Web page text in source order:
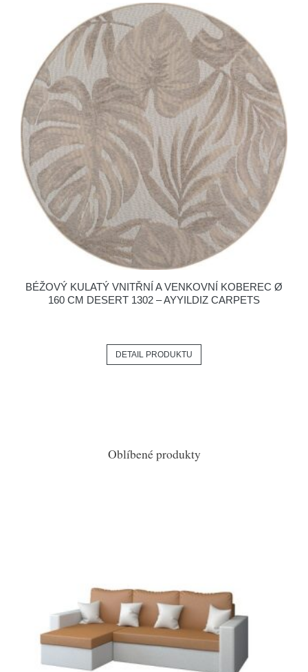
BÉŽOVÝ KULATÝ VNITŘNÍ A VENKOVNÍ KOBEREC Ø
160 CM DESERT 1302 – AYYILDIZ CARPETS
DETAIL PRODUKTU
Oblíbené produkty